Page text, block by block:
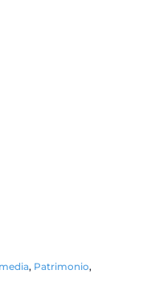
, Patrimonio,